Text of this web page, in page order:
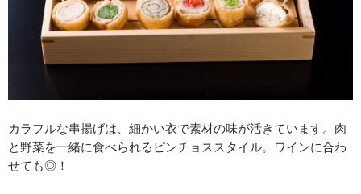
カラフルな串揚げは、細かい衣で素材の味が活きています。肉
と野菜を一緒に食べられるピンチョススタイル。ワインに合わ
せても◎！